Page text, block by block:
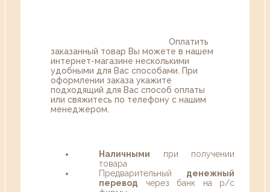
Оплатить
заказанный товар Вы можете в нашем
интернет-магазине несколькими
удобными для Вас способами. При
оформлении заказа укажите
подходящий для Вас способ оплаты
или свяжитесь по телефону с нашим
менеджером.
Наличными при получении
товара
Предварительный денежный
перевод через банк на р/с